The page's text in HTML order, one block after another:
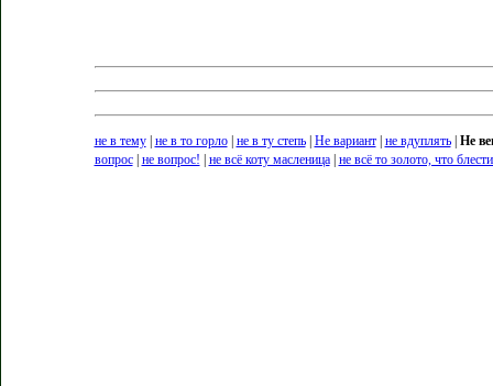
не в тему| не в то горло| не в ту степь| Не вариант| не вдуплять| Не
вопрос| не вопрос! не всё коту масленица| не всё то золото, что